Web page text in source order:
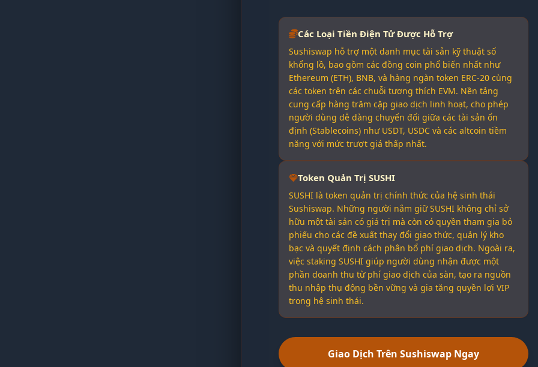
Các Loại Tiền Điện Tử Được Hỗ Trợ
Sushiswap hỗ trợ một danh mục tài sản kỹ thuật số
khổng lồ, bao gồm các đồng coin phổ biến nhất như
Ethereum (ETH), BNB, và hàng ngàn token ERC-20 cùng
các token trên các chuỗi tương thích EVM. Nền tảng
cung cấp hàng trăm cặp giao dịch linh hoạt, cho phép
người dùng dễ dàng chuyển đổi giữa các tài sản ổn
định (Stablecoins) như USDT, USDC và các altcoin tiềm
năng với mức trượt giá thấp nhất.
Token Quản Trị SUSHI
SUSHI là token quản trị chính thức của hệ sinh thái
Sushiswap. Những người nắm giữ SUSHI không chỉ sở
hữu một tài sản có giá trị mà còn có quyền tham gia bỏ
phiếu cho các đề xuất thay đổi giao thức, quản lý kho
bạc và quyết định cách phân bổ phí giao dịch. Ngoài ra,
việc staking SUSHI giúp người dùng nhận được một
phần doanh thu từ phí giao dịch của sàn, tạo ra nguồn
thu nhập thụ động bền vững và gia tăng quyền lợi VIP
trong hệ sinh thái.
Giao Dịch Trên Sushiswap Ngay